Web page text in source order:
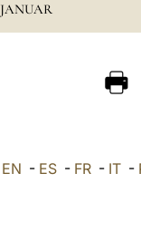
JANUAR
EN - ES - FR - IT -